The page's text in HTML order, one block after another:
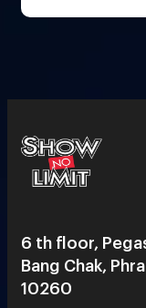
6 th floor,
Bang Chak,
10260